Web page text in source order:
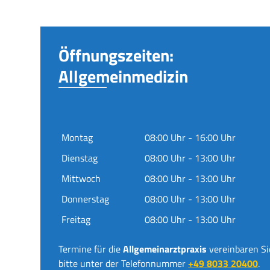
Öffnungszeiten:
Allgemeinmedizin
Montag
08:00 Uhr - 16:00 Uhr
Dienstag
08:00 Uhr - 13:00 Uhr
Mittwoch
08:00 Uhr - 13:00 Uhr
Donnerstag
08:00 Uhr - 13:00 Uhr
Freitag
08:00 Uhr - 13:00 Uhr
Termine für dieAllgemeinarztpraxis vereinbaren
bitte unter der Telefonnummer+49 8033 20400.